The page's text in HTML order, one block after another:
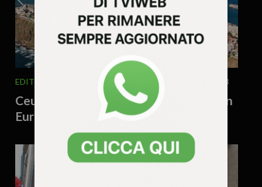
EDITORIALE ITALIA E MONDO 5 Agosto 2026 - 15.03
Ceuta non è una serie tv: ecco perché in
Europa abbiamo un problema serio